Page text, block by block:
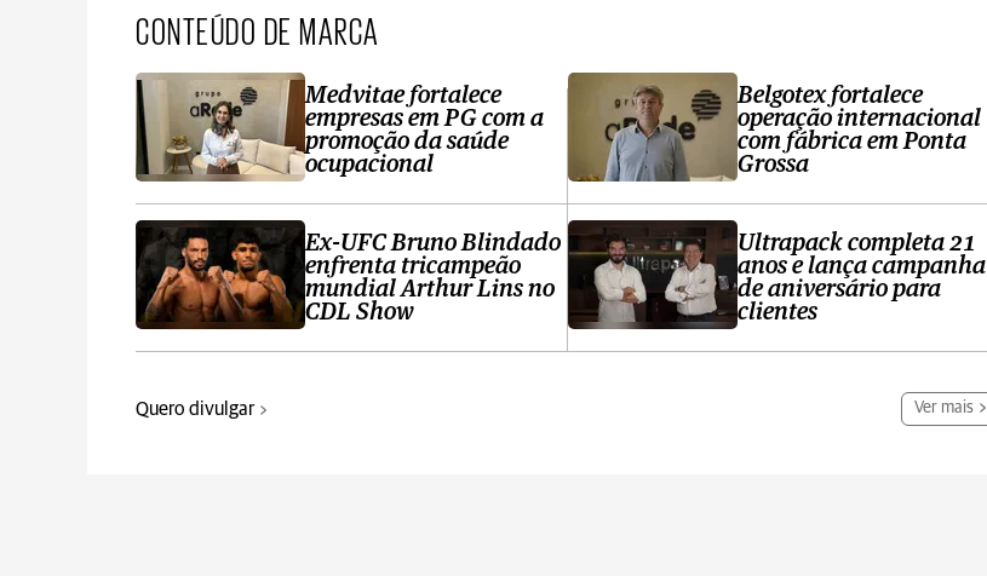
CONTEÚDO DE MARCA
Medvitae fortalece
empresas em PG com a
promoção da saúde
ocupacional
Ex-UFC Bruno Blindado
enfrenta tricampeão
mundial Arthur Lins no
CDL Show
Belgotex fortalece
operação internacional
com fábrica em Ponta
Grossa
Ultrapack completa 21
anos e lança campanha
de aniversário para
clientes
Quero divulgar Ver mais